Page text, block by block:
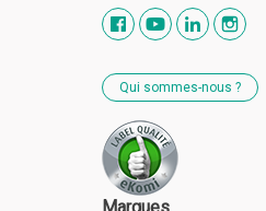
Qui sommes-nous ?